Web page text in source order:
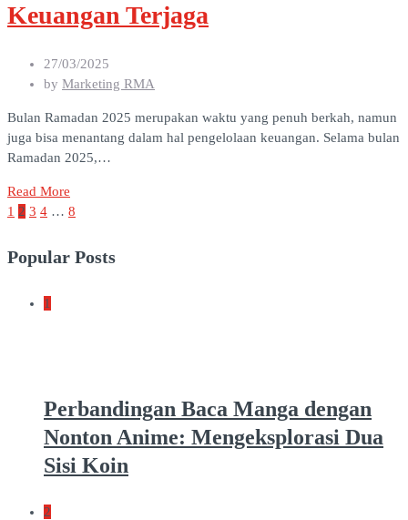
Keuangan Terjaga
27/03/2025
by Marketing RMA
Bulan Ramadan 2025 merupakan waktu yang penuh berkah, namun
juga bisa menantang dalam hal pengelolaan keuangan. Selama bulan
Ramadan 2025,…
Read More
1 2 3 4 … 8
Popular Posts
1
Perbandingan Baca Manga dengan
Nonton Anime: Mengeksplorasi Dua
Sisi Koin
2